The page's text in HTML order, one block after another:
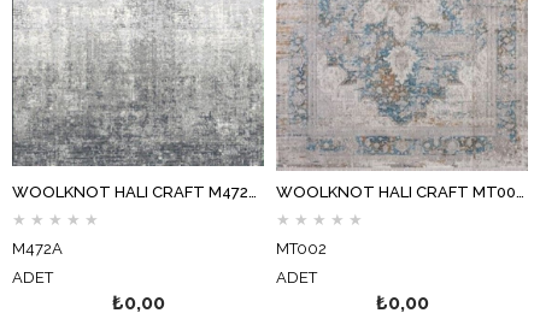
★ ★ ★ ★ ★
M472A
ADET
₺0,00
★ ★ ★ ★ ★
MT002
ADET
₺0,00